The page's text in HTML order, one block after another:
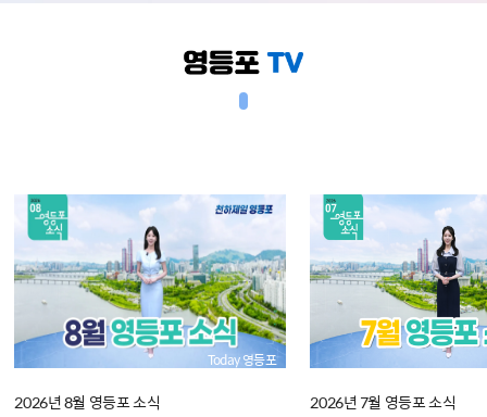
Today 영등포
2026년 8월 영등포 소식 2026년 7월 영등포 소식